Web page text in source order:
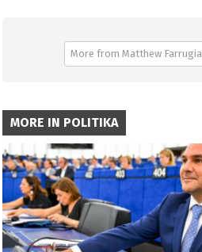
More from Matthew Farrugia
MORE IN POLITIKA